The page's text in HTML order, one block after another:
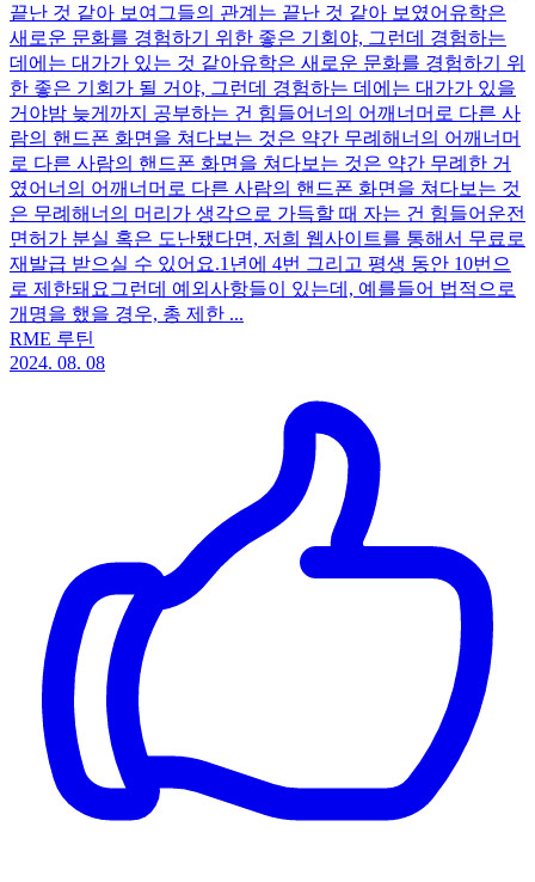
끝난 것 같아 보여그들의 관계는 끝난 것 같아 보였어유학은
새로운 문화를 경험하기 위한 좋은 기회야, 그런데 경험하는
데에는 대가가 있는 것 같아유학은 새로운 문화를 경험하기 위
한 좋은 기회가 될 거야, 그런데 경험하는 데에는 대가가 있을
거야밤 늦게까지 공부하는 건 힘들어너의 어깨너머로 다른 사
람의 핸드폰 화면을 쳐다보는 것은 약간 무례해너의 어깨너머
로 다른 사람의 핸드폰 화면을 쳐다보는 것은 약간 무례한 거
였어너의 어깨너머로 다른 사람의 핸드폰 화면을 쳐다보는 것
은 무례해너의 머리가 생각으로 가득할 때 자는 건 힘들어운전
면허가 분실 혹은 도난됐다면, 저희 웹사이트를 통해서 무료로
재발급 받으실 수 있어요.1년에 4번 그리고 평생 동안 10번으
로 제한돼요그런데 예외사항들이 있는데, 예를들어 법적으로
개명을 했을 경우, 총 제한 ...
RME 루틴
2024. 08. 08